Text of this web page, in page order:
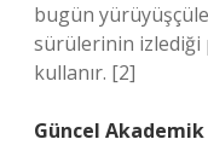
bugün
sürülerinin izlediği
kullanır. [2]
Güncel